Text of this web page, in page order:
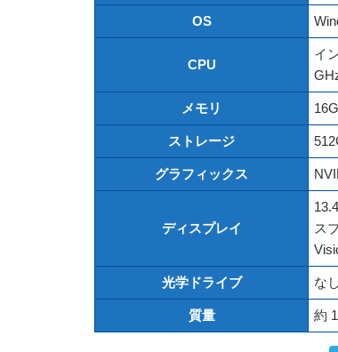
OS
CPU
イ
メモリ
ストレージ
グラフィックス
ディスプレイ
ス
光学ドライブ なし
質量 約